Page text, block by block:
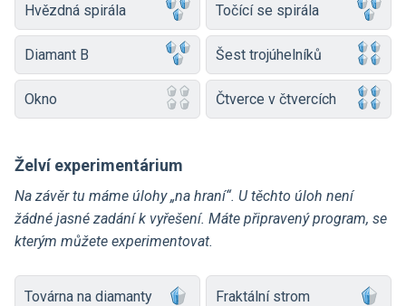
Hvězdná spirála Točící se spirála
Diamant B Šest trojúhelníků
Okno Čtverce v čtvercích
Želví experimentárium
Na závěr tu máme úlohy „na hraní“. U těchto úloh není
žádné jasné zadání k vyřešení. Máte připravený program, se
kterým můžete experimentovat.
Továrna na diamanty Fraktální strom